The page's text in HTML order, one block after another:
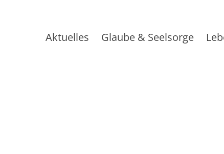
Aktuelles Glaube & Seelsorge